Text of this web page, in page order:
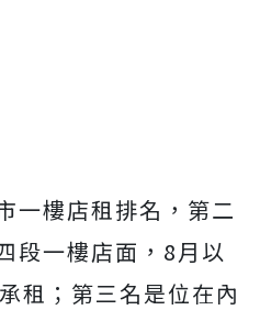
一樓店租排名，第二
段一樓店面，8月以
租；第三名是位在內